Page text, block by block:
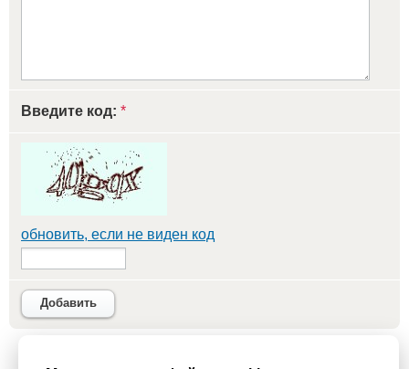
Введите код: *
обновить, если не виден код
Добавить